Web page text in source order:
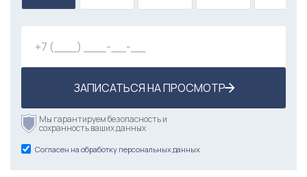
ЗАПИСАТЬСЯ НА ПРОСМОТР
Мы гарантируем безопасность и
сохранность ваших данных
Согласен на обработку персональных данных